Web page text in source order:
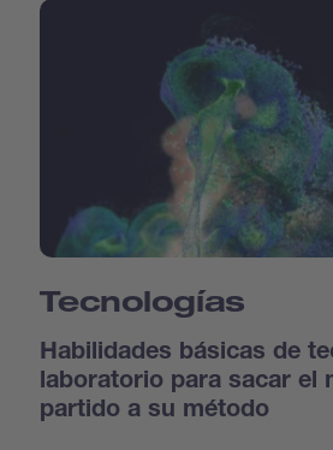
Tecnologías
Habilidades básicas de
laboratorio para sacar el
partido a su método